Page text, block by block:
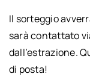
Il sorteggio
sarà contattato
dall’estrazione.
di posta!